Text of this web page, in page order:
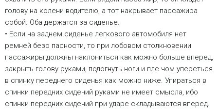
голову на колени водителю, а тот накрывает пассажира
собой. Оба держатся за сиденье.
• Если на заднем сиденье легкового автомобиля нет
ремней безо пасности, то при лобовом столкновении
пассажиры должны наклониться как можно больше вперед,
закрыть голову руками, подогнуть ноги и пле чом упереться
в спинку переднего сиденья как можно ниже. Упираться в
спинки передних сидений руками не имеет смысла, ибо
спинки передних сидений при ударе складываются вперед.